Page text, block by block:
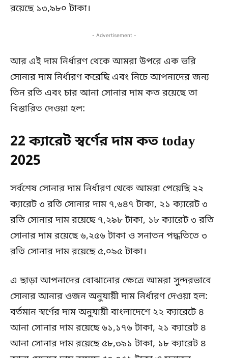
রয়েছে ১৩,৯৮০ টাকা।
- Advertisement -
আর এই দাম নির্ধারণ থেকে আমরা উপরে এক ভরি
সোনার দাম নির্ধারণ করেছি এবং নিচে আপনাদের জন্য
তিন রতি এবং চার আনা সোনার দাম কত রয়েছে তা
বিস্তারিত দেওয়া হল:
22 ক্যারেট স্বর্ণের দাম কত today
2025
সর্বশেষ সোনার দাম নির্ধারণ থেকে আমরা পেয়েছি ২২
ক্যারেট ৩ রতি সোনার দাম ৭,৬৪৭ টাকা, ২১ ক্যারেট ৩
রতি সোনার দাম রয়েছে ৭,২৯৮ টাকা, ১৮ ক্যারেট ৩ রতি
সোনার দাম রয়েছে ৬,২৫৬ টাকা ও সনাতন পদ্ধতিতে ৩
রতি সোনার দাম রয়েছে ৫,০৯৫ টাকা।
এ ছাড়া আপনাদের বোঝানোর ক্ষেত্রে আমরা সুন্দরভাবে
সোনার আনার ওজন অনুযায়ী দাম নির্ধারণ দেওয়া হল:
বর্তমান স্বর্ণের দাম অনুযায়ী বাংলাদেশে ২২ ক্যারেটে ৪
আনা সোনার দাম রয়েছে ৬১,১৭৬ টাকা, ২১ ক্যারেট ৪
আনা সোনার দাম রয়েছে ৫৮,৩৯১ টাকা, ১৮ ক্যারেট ৪